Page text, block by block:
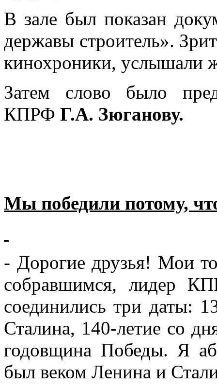
В зале был показан
державы строитель».
кинохроники, услышали
Затем слово было
КПРФ Г.А. Зюганову.
Мы победили потому,
- Дорогие друзья! Мои
собравшимся, лидер
соединились три даты:
Сталина, 140-летие со
годовщина Победы. Я
был веком Ленина и